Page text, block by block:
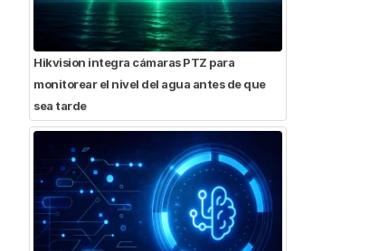
Hikvision integra cámaras PTZ para
monitorear el nivel del agua antes de que
sea tarde